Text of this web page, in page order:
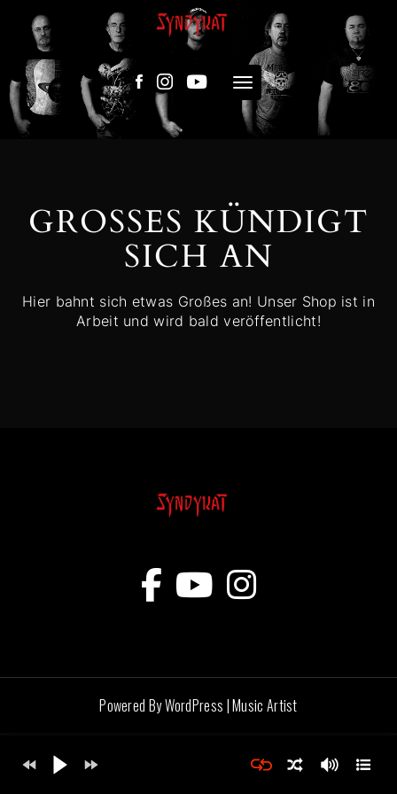
content
Toggle navigation
GROSSES KÜNDIGT S
ICH AN
Hier bahnt sich etwas Großes an! Unser Shop ist in
Arbeit und wird bald veröffentlicht!
Powered By WordPress |Music Artist